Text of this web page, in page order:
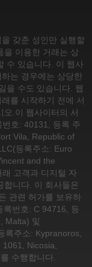
갖춘 성인만 실행할
을 이용한 거래는 상
수 있습니다. 이 웹사
는 경우에는 상당한
을 수도 있습니다. 웹
를 시작하기 전에 서
. 이 웹사이터의 서
호: 40131, 등록 주
Vila, Republic of
등록주소: Euro
and the
고객과 디지털 자
합니다. 이 회사들은
관련 허가를 보유하
록번호: C 94716, 등
Malta) 및
록주소: Kypranoros,
Nicosia,
수행합니다.